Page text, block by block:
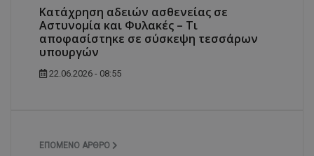
Κατάχρηση αδειών ασθενείας σε
Αστυνομία και Φυλακές – Τι
αποφασίστηκε σε σύσκεψη τεσσάρων
υπουργών
22.06.2026 - 08:55
ΕΠΌΜΕΝΟ ΆΡΘΡΟ